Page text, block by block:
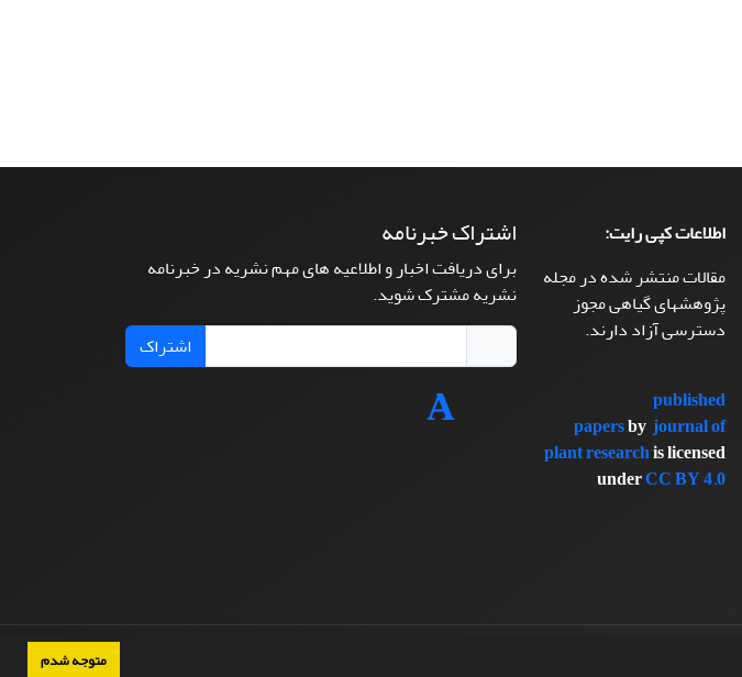
متوجه شدم
اطلاعات کپی رایت:
مقالات منتشر شده در مجله
پژوهشهای گیاهی مجوز
دسترسی آزاد دارند.
published
papersbyjournal of
plant researchis licensed
underCC BY 4.0
اشتراک خبرنامه
برای دریافت اخبار و اطلاعیه های مهم نشریه در خبرنامه
نشریه مشترک شوید.
اشتراک